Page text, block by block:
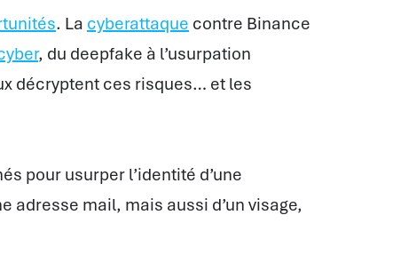
. La cyberattaque contre Binance
, du deepfake à l’usurpation
décryptent ces risques… et les
pour usurper l’identité d’une
adresse mail, mais aussi d’un visage,